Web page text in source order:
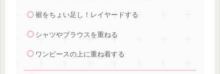
裾をちょい足し！レイヤードする
シャツやブラウスを重ねる
ワンピースの上に重ね着する